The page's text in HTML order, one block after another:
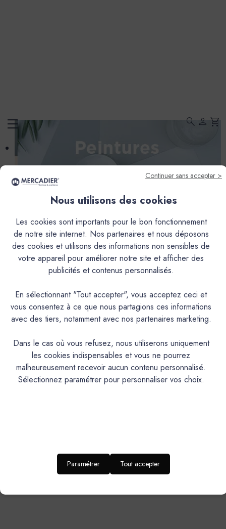
PEINTURES
search person shopping_cart
Continuer sans accepter >
Nous utilisons des cookies
Les cookies sont importants pour le bon fonctionnement
de notre site internet. Nos partenaires et nous déposons
des cookies et utilisons des informations non sensibles de
votre appareil pour améliorer notre site et afficher des
publicités et contenus personnalisés.
En sélectionnant "Tout accepter", vous acceptez ceci et
vous consentez à ce que nous partagions ces informations
avec des tiers, notamment avec nos partenaires marketing.
Dans le cas où vous refusez, nous utiliserons uniquement
les cookies indispensables et vous ne pourrez
malheureusement recevoir aucun contenu personnalisé.
Sélectionnez paramétrer pour personnaliser vos choix.
Paramétrer Tout accepter